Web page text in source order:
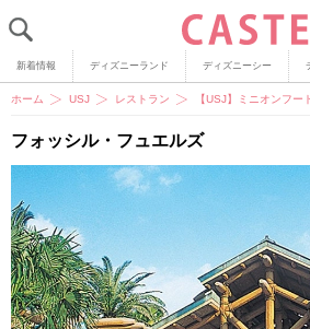
新着情報 ディズニーランド ディズニーシー
ホーム USJ レストラン 【USJ】ミニオンフ
フォッシル・フュエルズ